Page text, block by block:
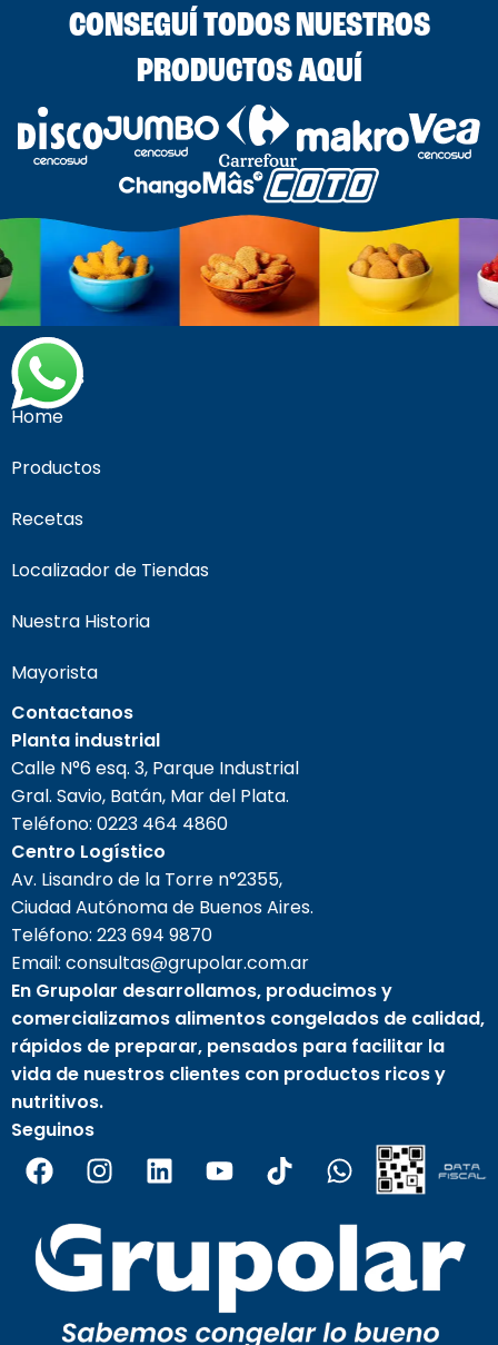
CONSEGUÍ TODOS NUESTROS
PRODUCTOS AQUÍ
Páginas
Home
Productos
Recetas
Localizador de Tiendas
Nuestra Historia
Mayorista
Contactanos
Planta industrial
Calle N°6 esq. 3, Parque Industrial
Gral. Savio, Batán, Mar del Plata.
Teléfono: 0223 464 4860
Centro Logístico
Av. Lisandro de la Torre n°2355,
Ciudad Autónoma de Buenos Aires.
Teléfono: 223 694 9870
Email: consultas@grupolar.com.ar
En Grupolar desarrollamos, producimos y
comercializamos alimentos congelados de calidad,
rápidos de preparar, pensados para facilitar la
vida de nuestros clientes con productos ricos y
nutritivos.
Seguinos